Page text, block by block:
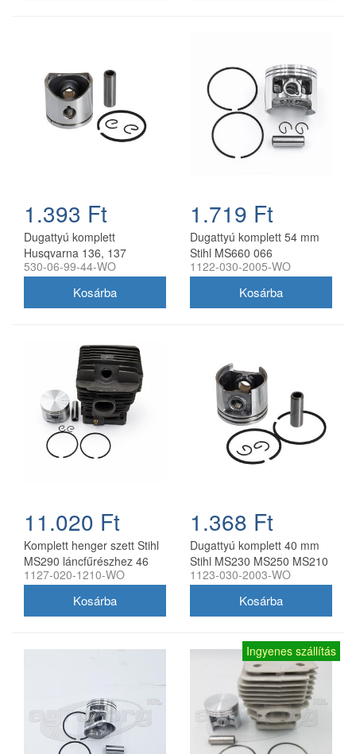
1.393 Ft
Dugattyú komplett
Husqvarna 136, 137
láncfűrészhez 38 mm
530-06-99-44-WO
1.719 Ft
Dugattyú komplett 54 mm
Stihl MS660 066
láncfűrészhez utángyártott
1122-030-2005-WO
11.020 Ft
Komplett henger szett Stihl
MS290 láncfűrészhez 46
mm utángyártott
1127-020-1210-WO
1.368 Ft
Dugattyú komplett 40 mm
Stihl MS230 MS250 MS210
021 023 FS400 utángyártott
1123-030-2003-WO
Ingyenes szállítás